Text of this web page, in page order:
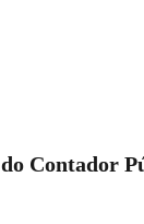
Contador